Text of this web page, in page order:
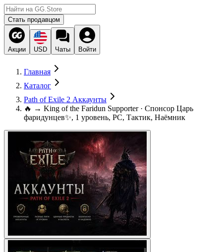
Стать продавцом
Акции USD Чаты Войти
Главная
Каталог
Path of Exile 2 Аккаунты
🔥 → King of the Faridun Supporter · Спонсор Царь
фаридунцев✨, 1 уровень, PC, Тактик, Наёмник